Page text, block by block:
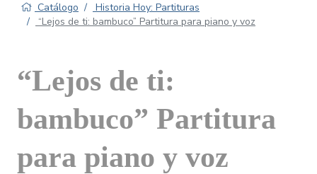
Catálogo
Historia Hoy: Partituras
“Lejos de ti: bambuco” Partitura para piano y voz
“Lejos de ti:
bambuco” Partitura
para piano y voz